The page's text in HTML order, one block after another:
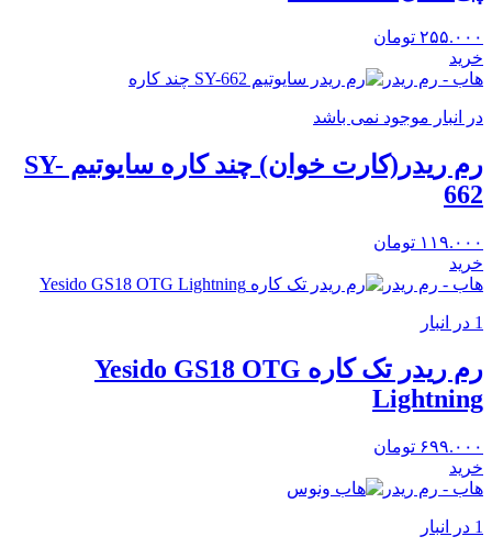
۲۵۵.۰۰۰ تومان
خرید
هاب - رم ریدر
در انبار موجود نمی باشد
رم ریدر(کارت خوان) چند کاره سایوتیم SY-
662
۱۱۹.۰۰۰ تومان
خرید
هاب - رم ریدر
1 در انبار
رم ریدر تک کاره Yesido GS18 OTG
Lightning
۶۹۹.۰۰۰ تومان
خرید
هاب - رم ریدر
1 در انبار